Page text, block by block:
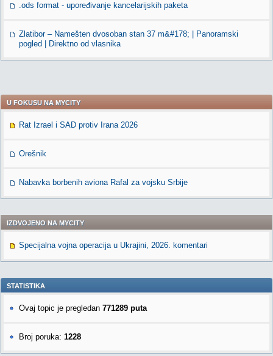
.ods format - upoređivanje kancelarijskih paketa
Zlatibor – Namešten dvosoban stan 37 m&#178; | Panoramski
pogled | Direktno od vlasnika
U FOKUSU NA MYCITY
Rat Izrael i SAD protiv Irana 2026
Orešnik
Nabavka borbenih aviona Rafal za vojsku Srbije
IZDVOJENO NA MYCITY
Specijalna vojna operacija u Ukrajini, 2026. komentari
STATISTIKA
Ovaj topic je pregledan 771289 puta
Broj poruka: 1228